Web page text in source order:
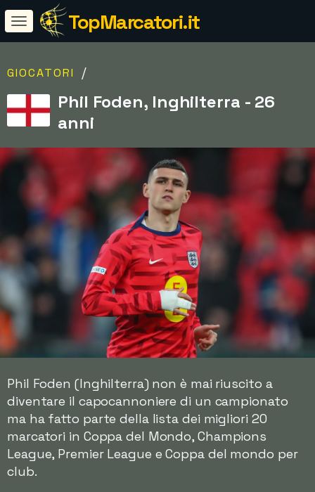
TopMarcatori.it
GIOCATORI /
Phil Foden, Inghilterra - 26
anni
Phil Foden (Inghilterra) non è mai riuscito a
diventare il capocannoniere di un campionato
ma ha fatto parte della lista dei migliori 20
marcatori in Coppa del Mondo, Champions
League, Premier League e Coppa del mondo per
club.